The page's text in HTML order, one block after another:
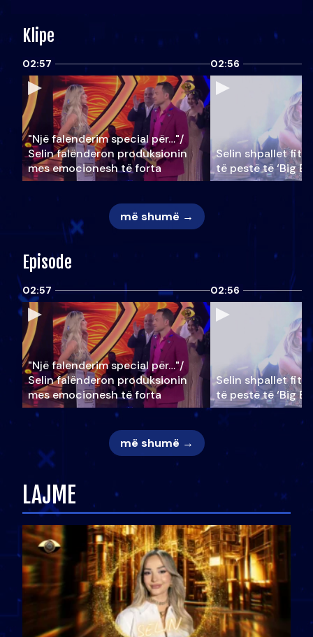
Klipe
02:57
"Një falenderim special për…"/
Selin falënderon produksionin
mes emocionesh të forta
02:56
Selin shpallet
të pestë të ‘Big
më shumë →
Episode
02:57
"Një falenderim special për…"/
Selin falënderon produksionin
mes emocionesh të forta
02:56
Selin shpallet
të pestë të ‘Big
më shumë →
LAJME